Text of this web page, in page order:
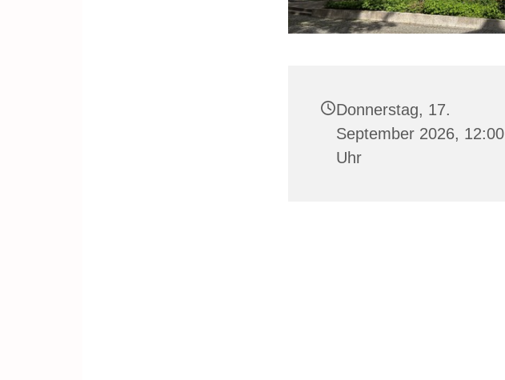
Donnerstag, 17.
September 2026, 12:00
Uhr